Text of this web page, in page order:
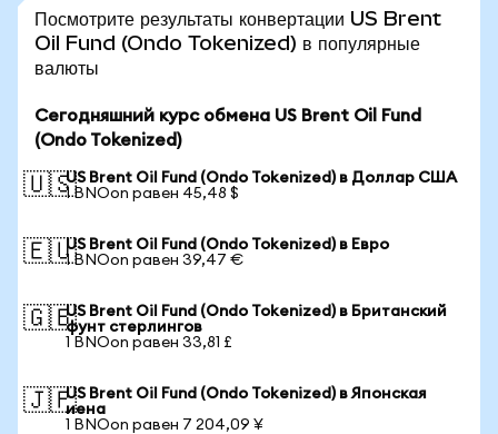
Посмотрите результаты конвертации US Brent
Oil Fund (Ondo Tokenized) в популярные
валюты
Сегодняшний курс обмена US Brent Oil Fund
(Ondo Tokenized)
🇺🇸US Brent Oil Fund (Ondo Tokenized) в Доллар США
1 BNOon равен 45,48 $
🇪🇺US Brent Oil Fund (Ondo Tokenized) в Евро
1 BNOon равен 39,47 €
🇬🇧US Brent Oil Fund (Ondo Tokenized) в Британский
фунт стерлингов
1 BNOon равен 33,81 £
🇯🇵US Brent Oil Fund (Ondo Tokenized) в Японская
иена
1 BNOon равен 7 204,09 ¥